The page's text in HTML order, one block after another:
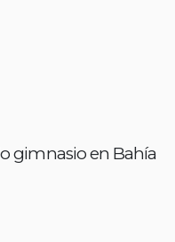
gimnasio en Bahía